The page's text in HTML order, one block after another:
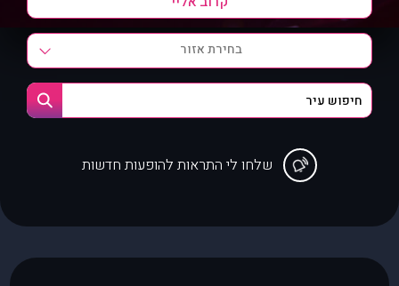
בחירת אזור
שלחו לי התראות להופעות חדשות